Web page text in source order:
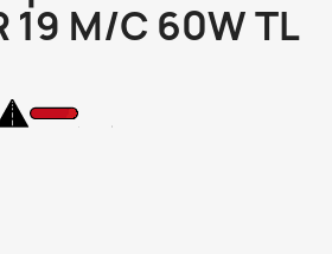
19 M/C 60W TL